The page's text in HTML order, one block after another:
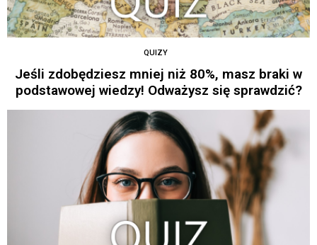
QUIZY
Jeśli zdobędziesz mniej niż 80%, masz braki w
podstawowej wiedzy! Odważysz się sprawdzić?